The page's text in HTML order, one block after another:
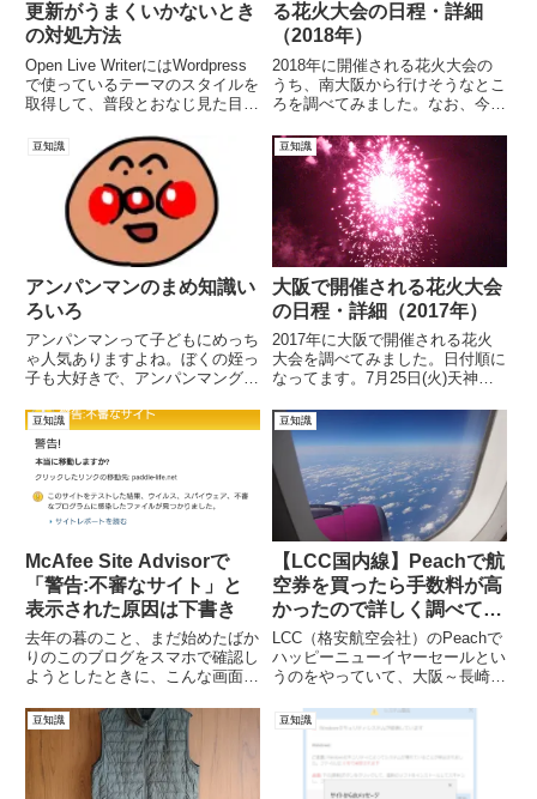
更新がうまくいかないとき
の対処方法
Open Live WriterにはWordpress
で使っているテーマのスタイルを
取得して、普段とおなじ見た目で
る花火大会の日程・詳細
（2018年）
2018年に開催される花火大会の
うち、南大阪から行けそうなとこ
ろを調べてみました。なお、今年
豆知識
アンパンマンのまめ知識い
ろいろ
アンパンマンって子どもにめっち
ゃ人気ありますよね。ぼくの姪っ
子も大好きで、アンパンマングッ
ま...
豆知識
大阪で開催される花火大会
の日程・詳細（2017年）
2017年に大阪で開催される花火
大会を調べてみました。日付順に
なってます。7月25日(火)天神祭
豆知識
McAfee Site Advisorで
「警告:不審なサイト」と
表示された原因は下書き
去年の暮のこと、まだ始めたばか
りのこのブログをスマホで確認し
ようとしたときに、こんな画面が
ん...
豆知識
【LCC国内線】Peachで航
空券を買ったら手数料が高
かったので詳しく調べてみ
ました
LCC（格安航空会社）のPeachで
ハッピーニューイヤーセールとい
うのをやっていて、大阪～長崎が
豆知識 豆知識